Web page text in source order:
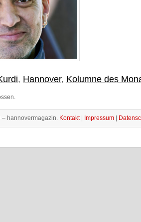
, Hannover, Kolumne des
hannovermagazin. Kontakt| Impressum |